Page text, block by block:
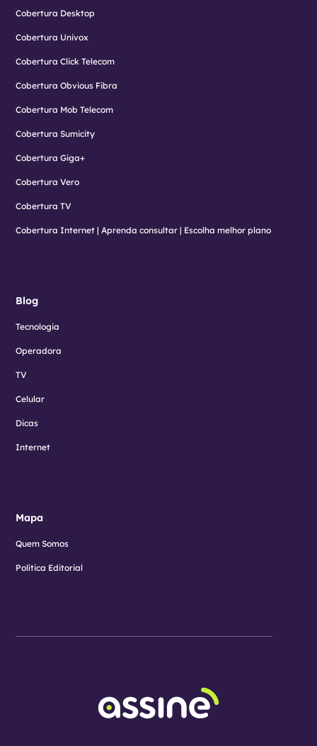
Cobertura Desktop
Cobertura Univox
Cobertura Click Telecom
Cobertura Obvious Fibra
Cobertura Mob Telecom
Cobertura Sumicity
Cobertura Giga+
Cobertura Vero
Cobertura TV
Cobertura Internet | Aprenda consultar | Escolha melhor plano
Blog
Tecnologia
Operadora
TV
Celular
Dicas
Internet
Mapa
Quem Somos
Política Editorial